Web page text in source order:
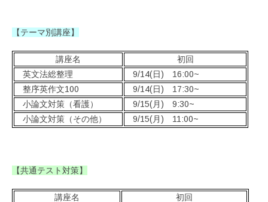
【テーマ別講座】
講座名
初回
英文法総整理
9/14(日) 16:00~
整序英作文100
9/14(日) 17:30~
小論文対策（看護）
9/15(月) 9:30~
小論文対策（その他）
9/15(月) 11:00~
【共通テスト対策】
講座名
初回